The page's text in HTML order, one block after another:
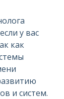
у вас
как
и систем.